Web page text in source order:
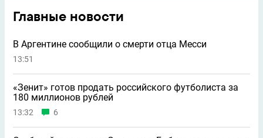
Главные новости
В Аргентине сообщили о смерти отца Месси
13:51
«Зенит» готов продать российского футболиста за
180 миллионов рублей
13:32 6